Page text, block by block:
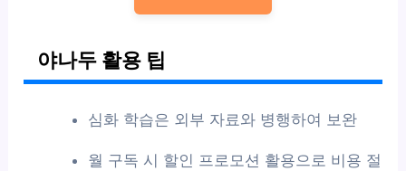
야나두 활용 팁
심화 학습은 외부 자료와 병행하여 보완
월 구독 시 할인 프로모션 활용으로 비용 절